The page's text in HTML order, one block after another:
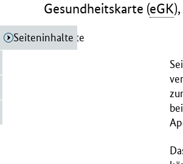
s
t
Gesundheitskarte (eGK
Seiteninhalte
Seiteninhalte